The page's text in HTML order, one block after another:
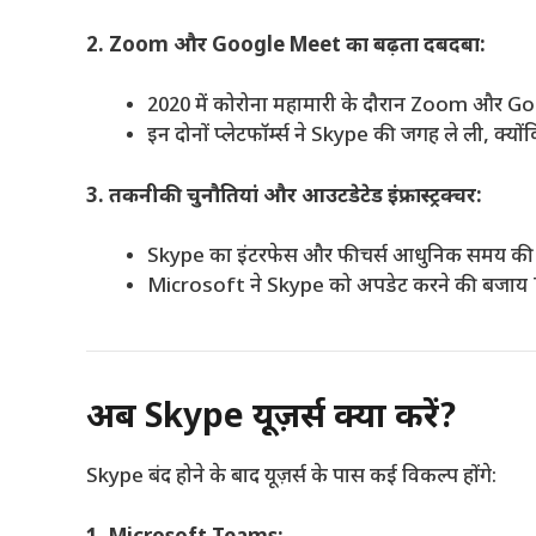
2. Zoom और Google Meet का बढ़ता दबदबा:
2020 में कोरोना महामारी के दौरान Zoom और
इन दोनों प्लेटफॉर्म्स ने Skype की जगह ले ली,
3. तकनीकी चुनौतियां और आउटडेटेड इंफ्रास्ट्रक्चर:
Skype का इंटरफेस और फीचर्स आधुनिक समय
Microsoft ने Skype को अपडेट करने की बजाय
अब Skype यूज़र्स क्या करें?
Skype बंद होने के बाद यूज़र्स के पास कई विकल्प होंगे: